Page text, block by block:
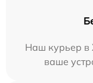
Наш курьер в
ваше